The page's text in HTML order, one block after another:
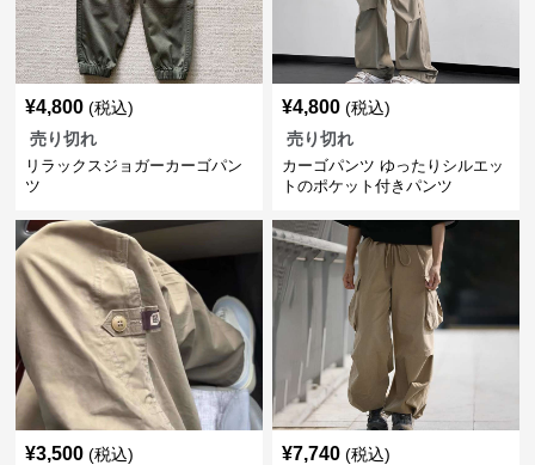
¥4,800 (税込)
売り切れ
リラックスジョガーカーゴパン
ツ
¥4,800 (税込)
売り切れ
カーゴパンツ ゆったりシルエッ
トのポケット付きパンツ
¥3,500 (税込)
¥7,740 (税込)